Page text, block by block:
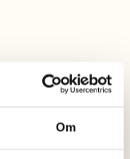
Om